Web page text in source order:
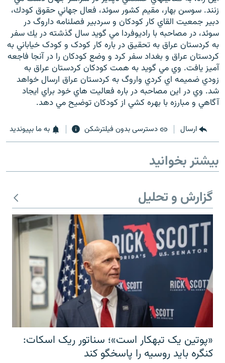
زنند. سوسن بهار، مقيم کشور سوئد، فعال جهاني حقوق كودك،
دبير جمعيت القاي کار کودکان و سردبير فصلنامه داروگ در
سوئد، در مصاحبه با راديوفردا مي گويد سال گذشته در يك سفر
به كردستان عراق به تحقيق در باره کار کودک و کودک خياباني به
کردستان عراق و بغداد سفر كرد و وضع كودكان را در آنجا فاجعه
آميز يافت. وي مي گويد به همت كودكان كردستان عراق به
زودي ضميمه اي كردي واروگ به كردستان عراق ارسال خواهد
شد. وي در اين مصاحبه در باره فعاليت هاي خود براي ايجاد
آگاهي و مبارزه با بهره كشي از كودكان توضيح مي دهد.
ارسال دسترسی بدون فیلترشکن به ما بپیوندید
بیشتر بخوانید
گزارش و تحلیل
«پوتین یک تبهکار است»؛ سناتور ریک اسکات:
کنگره باید روسیه را پاسخگو کند